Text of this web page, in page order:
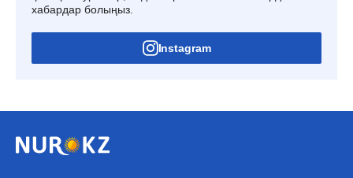
хабардар болыңыз.
Instagram